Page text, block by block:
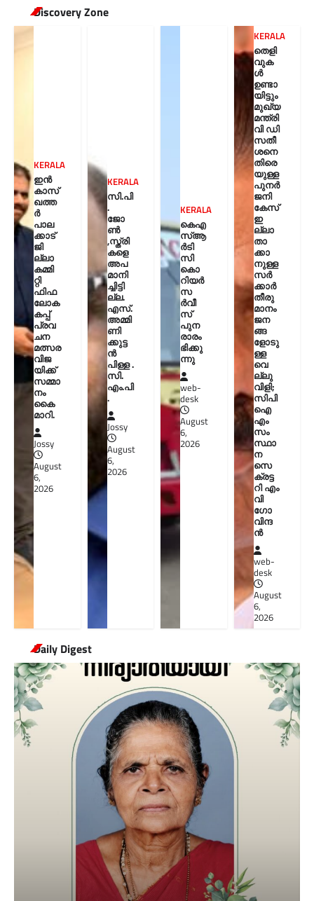
Discovery Zone
KERALA
ഇൻ
കാസ്
ഖത്ത
ർ
പാല
ക്കാട്
ജി
ല്ലാ
കമ്മി
റ്റി
ഫിഫ
ലോക
കപ്പ്
പ്രവ
ചന
മത്സര
വിജ
യിക്ക്
സമ്മാ
നം
കൈ
മാറി.
Jossy
August
6,
2026
KERALA
സി.പി
.
ജോ
ൺ
,സ്ത്രി
കളെ
അപ
മാനി
ച്ചിട്ടി
ല്ല.
എസ്.
അമ്മി
ണി
ക്കുട്ട
ൻ
പിള്ള .
സി.
എം.പി
.
Jossy
August
6,
2026
KERALA
കെഎ
സ്ആ
ർടി
സി
കൊ
റിയർ
സ
ര്‍വീ
സ്
പുന
രാരം
ഭിക്കു
ന്നു
web-
desk
August
6,
2026
KERALA
തെളി
വുക
ൾ
ഉണ്ടാ
യിട്ടും
മുഖ്യ
മന്ത്രി
വി ഡി
സതീ
ശനെ
തിരെ
യുള്ള
പുനർ
ജനി
കേസ്
ഇ
ല്ലാ
താ
ക്കാ
നുള്ള
സർ
ക്കാർ
തീരു
മാനം
ജന
ങ്ങ
ളോടു
ള്ള
വെ
ല്ലു
വിളി;
സിപി
ഐ
എം
സം
സ്ഥാ
ന
സെ
ക്രട്ട
റി എം
വി
ഗോ
വിന്ദ
ൻ
web-
desk
August
6,
2026
Daily Digest